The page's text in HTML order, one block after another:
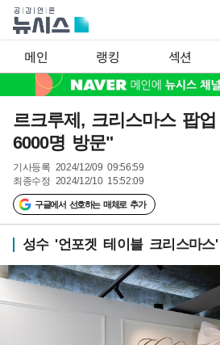
메인 랭킹 섹션
르크루제, 크리스마스 팝
6000명 방문"
기사등록 2024/12/09 09:56:59
최종수정 2024/12/10 15:52:09
구글에서 선호하는 매체로 추가
성수 '언포겟 테이블 크리스마스